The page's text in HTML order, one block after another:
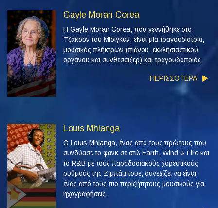
Gayle Moran Corea
Η Gayle Moran Corea, που γεννήθηκε στο
Τζάκσον του Μίσιγκαν, είναι μία τραγουδίστρια,
μουσικός πλήκτρων (πιάνου, εκκλησιαστικού
οργάνου και συνθεσάιζερ) και τραγουδοποιός.
ΠΕΡΙΣΣΟΤΕΡΑ
Louis Mhlanga
Ο Louis Mhlanga, ένας από τους πρώτους που
συνδύασε το φανκ σε στιλ Earth, Wind & Fire και
το R&B με τους παραδοσιακούς χορευτικούς
ρυθμούς της Ζιμπάμπουε, συνεχίζει να είναι
ένας από τους πιο περιζήτητους μουσικούς για
ηχογραφήσεις.